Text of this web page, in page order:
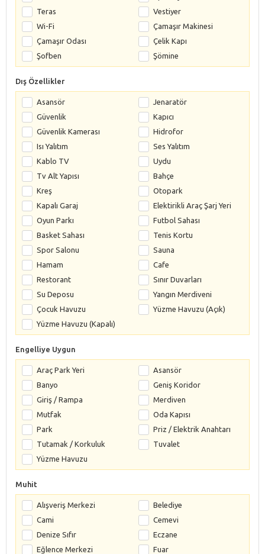
Teras
Vestiyer
Wi-Fi
Çamaşır Makinesi
Çamaşır Odası
Çelik Kapı
Şofben
Şömine
Dış Özellikler
Asansör
Jenaratör
Güvenlik
Kapıcı
Güvenlik Kamerası
Hidrofor
Isı Yalıtım
Ses Yalıtım
Kablo TV
Uydu
Tv Alt Yapısı
Bahçe
Kreş
Otopark
Kapalı Garaj
Elektirikli Araç Şarj Yeri
Oyun Parkı
Futbol Sahası
Basket Sahası
Tenis Kortu
Spor Salonu
Sauna
Hamam
Cafe
Restorant
Sınır Duvarları
Su Deposu
Yangın Merdiveni
Çocuk Havuzu
Yüzme Havuzu (Açık)
Yüzme Havuzu (Kapalı)
Engelliye Uygun
Araç Park Yeri
Asansör
Banyo
Geniş Koridor
Giriş / Rampa
Merdiven
Mutfak
Oda Kapısı
Park
Priz / Elektrik Anahtarı
Tutamak / Korkuluk
Tuvalet
Yüzme Havuzu
Muhit
Alışveriş Merkezi
Belediye
Cami
Cemevi
Denize Sıfır
Eczane
Eğlence Merkezi
Fuar